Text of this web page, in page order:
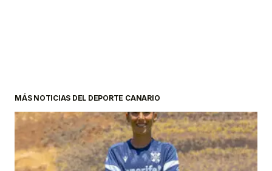
MÁS NOTICIAS DEL DEPORTE CANARIO